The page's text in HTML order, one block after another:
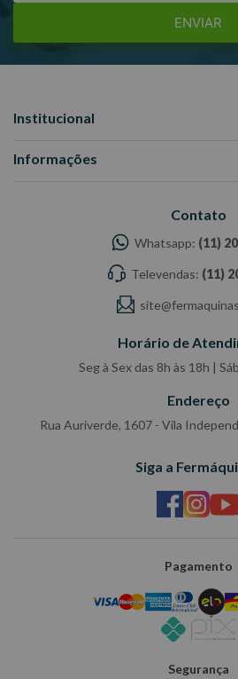
ENVIAR
Institucional
Informações
Contato
Whatsapp: (11)
Televendas: (11)
Horário de
Seg à Sex das 8h às 18h |
Endereço
Rua Auriverde, 1607 - Vila
Siga a
Pagamento
Segurança